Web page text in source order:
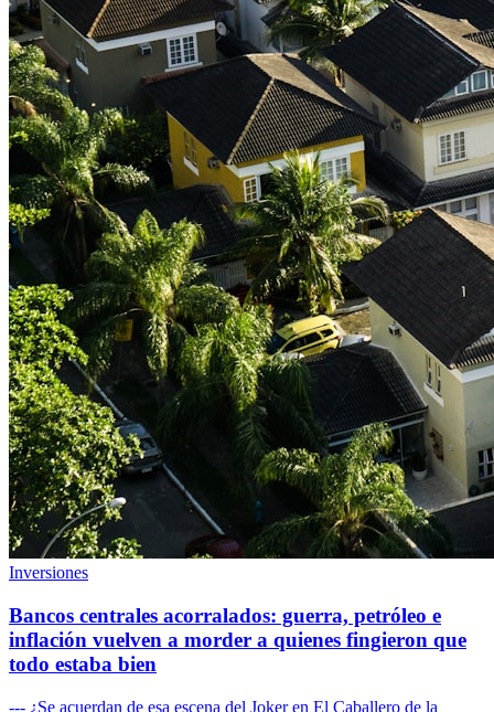
Inversiones
Bancos centrales acorralados: guerra, petróleo e
inflación vuelven a morder a quienes fingieron que
todo estaba bien
--- ¿Se acuerdan de esa escena del Joker en El Caballero de la